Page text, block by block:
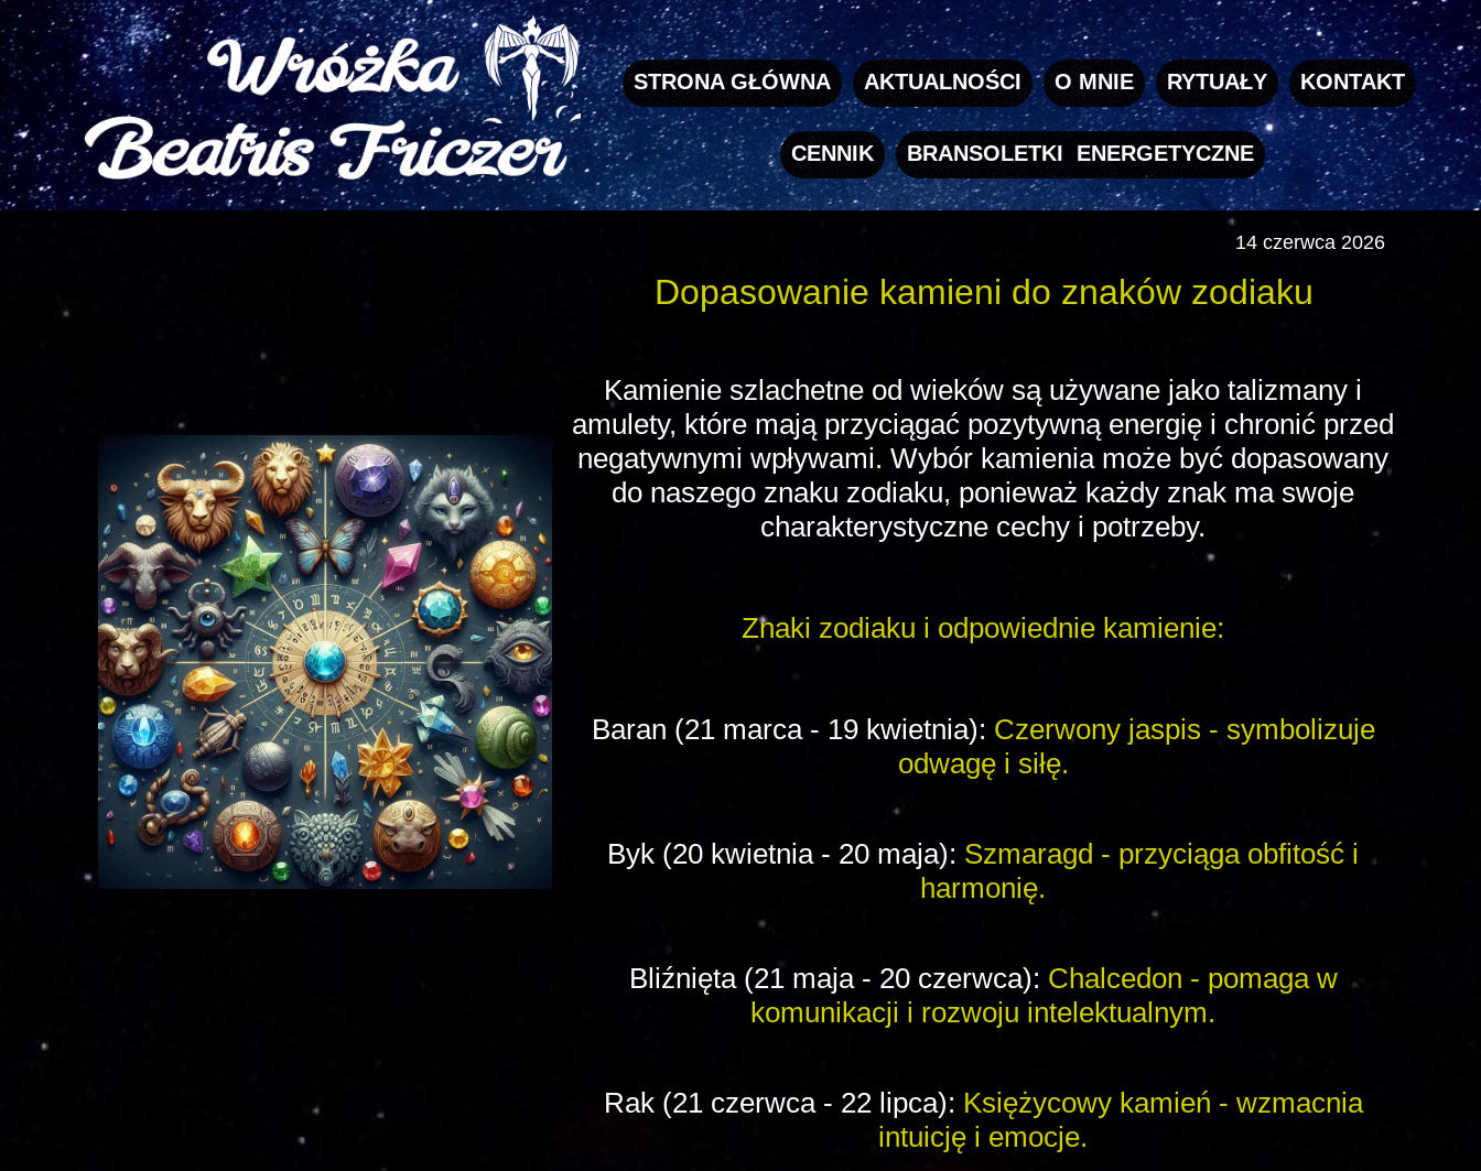
Dopasowanie kamieni do znaków zodiaku
14 czerwca 2026
Kamienie szlachetne od wieków są używane jako talizmany i
amulety, które mają przyciągać pozytywną energię i chronić przed
negatywnymi wpływami. Wybór kamienia może być dopasowany
do naszego znaku zodiaku, ponieważ każdy znak ma swoje
charakterystyczne cechy i potrzeby.
Znaki zodiaku i odpowiednie kamienie:
Baran (21 marca - 19 kwietnia): Czerwony jaspis - symbolizuje
odwagę i siłę.
Byk (20 kwietnia - 20 maja): Szmaragd - przyciąga obfitość i
harmonię.
Bliźnięta (21 maja - 20 czerwca): Chalcedon - pomaga w
komunikacji i rozwoju intelektualnym.
Rak (21 czerwca - 22 lipca): Księżycowy kamień - wzmacnia
intuicję i emocje.
CENNIK BRANSOLETKI ENERGETYCZNE
STRONA GŁÓWNA AKTUALNOŚCI O MNIE RYTUAŁY KONTAKT